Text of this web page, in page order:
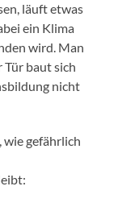
läuft etwas
ein Klima
wird. Man
Tür baut sich
nicht
wie gefährlich